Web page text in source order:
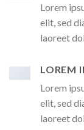
Lorem
elit, sed
laoreet
LOREM
Lorem
elit, sed
laoreet